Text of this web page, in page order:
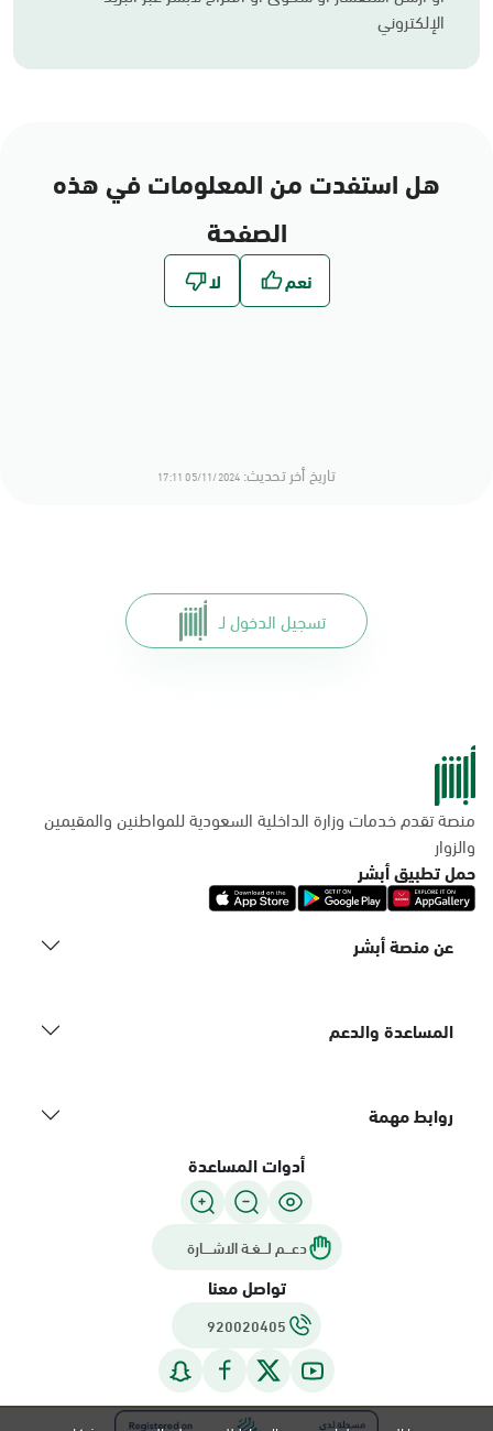
الإلكتروني
هل استفدت من المعلومات في هذه
الصفحة
تاريخ أخر تحديث: 05/11/2024 17:11
تسجيل الدخول لـ
منصة تقدم خدمات وزارة الداخلية السعودية للمواطنين والمقيمين
والزوار
حمل تطبيق أبشر
عن منصة أبشر
المساعدة والدعم
روابط مهمة
أدوات المساعدة
دعـــم لـــغـة الاشــــارة
تواصل معنا
920020405